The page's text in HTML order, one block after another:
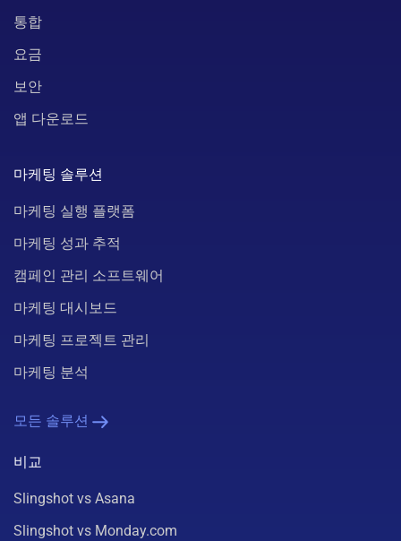
통합
요금
보안
앱 다운로드
마케팅 솔루션
마케팅 실행 플랫폼
마케팅 성과 추적
캠페인 관리 소프트웨어
마케팅 대시보드
마케팅 프로젝트 관리
마케팅 분석
모든 솔루션
비교
Slingshot vs Asana
Slingshot vs Monday.com